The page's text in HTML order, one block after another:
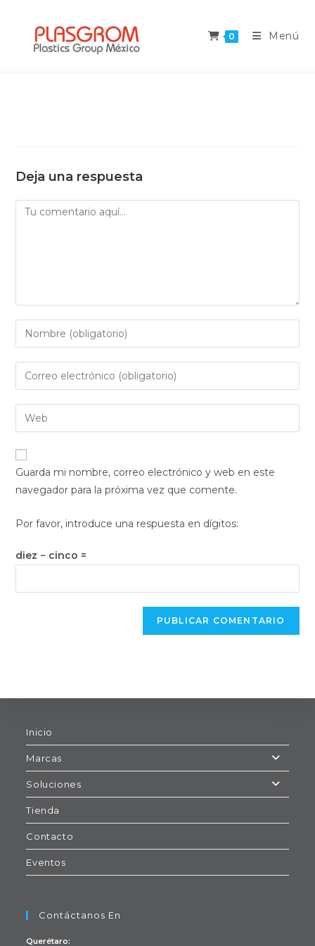
contenido
0 Menú
Deja una respuesta
Comentario
Introduce
tu
nombre
de
usuario
para
comentar
Introduce
tu
dirección
de
electrónico
para
comentar
Introduce
la
URL
de
(opcional)
Guarda mi nombre, correo electrónico y web en este
navegador para la próxima vez que comente.
Por favor, introduce una respuesta en dígitos:
diez − cinco =
Inicio
Marcas
Soluciones
Tienda
Contacto
Eventos
Contáctanos En
Querétaro: